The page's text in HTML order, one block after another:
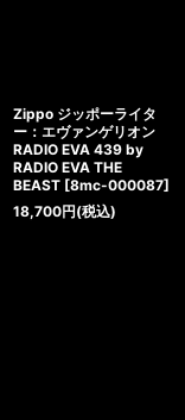
Zippo ジッポーライタ
ー：エヴァンゲリオン
RADIO EVA 439 by
RADIO EVA THE
BEAST [8mc-000087]
18,700円(税込)